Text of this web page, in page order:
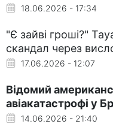
18.06.2026 - 17:34
"Є зайві гроші?"
скандал через
17.06.2026 - 12:07
Відомий
авіакатастрофі у
14.06.2026 - 21:40